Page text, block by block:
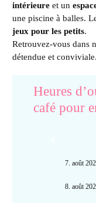
intérieure et un
une piscine à balles.
jeux pour les petits.
Retrouvez-vous dans
détendue et conviviale.
Heures
café pour
7. août
8. août